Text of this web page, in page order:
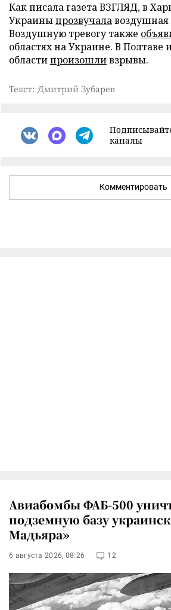
Как писала газета ВЗГЛЯД, в
Украиныпрозвучалавоздушная
Воздушную тревогу также
областях на Украине. В Полтаве
областипроизошливзрывы.
Текст: Дмитрий Зубарев
каналы
Комментировать
Авиабомбы ФАБ-500
подземную базу
Мадьяра»
6 августа 2026, 08:26 12